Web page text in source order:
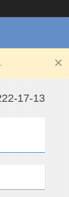
17-13